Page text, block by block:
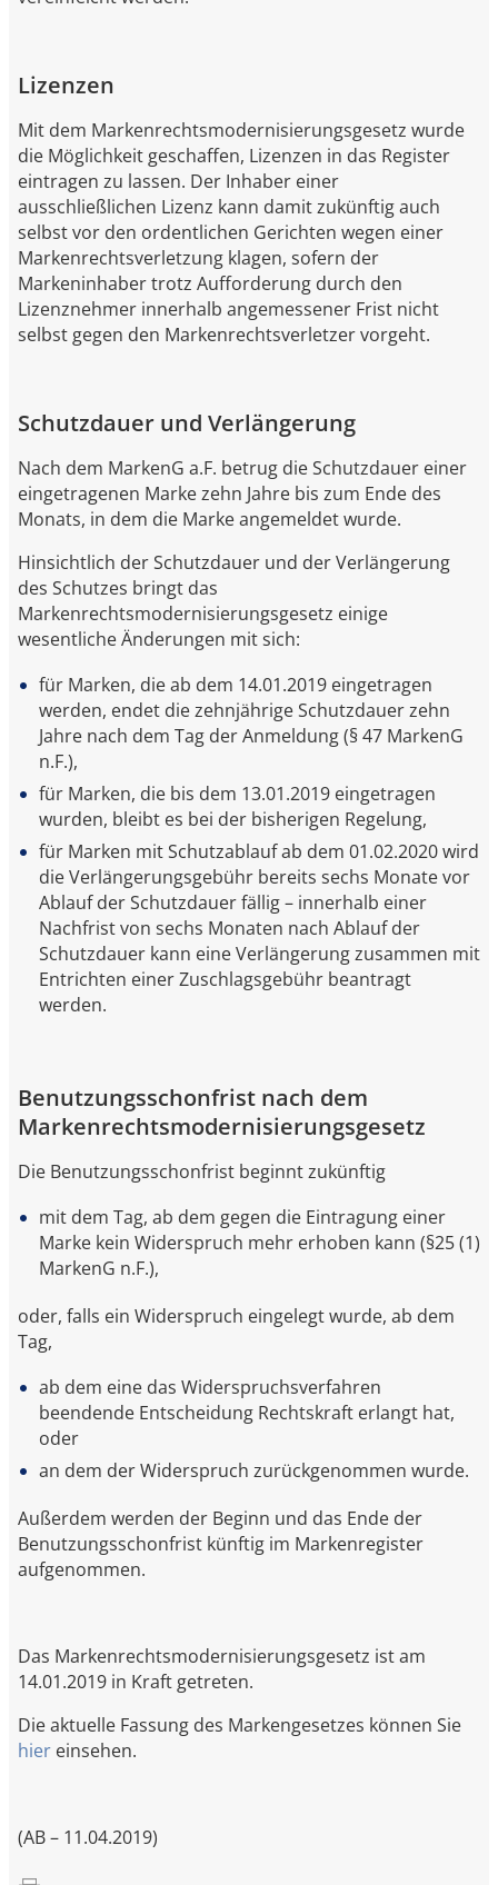
Lizenzen
Mit dem Markenrechtsmodernisierungsgesetz wurde
die Möglichkeit geschaffen, Lizenzen in das Register
eintragen zu lassen. Der Inhaber einer
ausschließlichen Lizenz kann damit zukünftig auch
selbst vor den ordentlichen Gerichten wegen einer
Markenrechtsverletzung klagen, sofern der
Markeninhaber trotz Aufforderung durch den
Lizenznehmer innerhalb angemessener Frist nicht
selbst gegen den Markenrechtsverletzer vorgeht.
Schutzdauer und Verlängerung
Nach dem MarkenG a.F. betrug die Schutzdauer einer
eingetragenen Marke zehn Jahre bis zum Ende des
Monats, in dem die Marke angemeldet wurde.
Hinsichtlich der Schutzdauer und der Verlängerung
des Schutzes bringt das
Markenrechtsmodernisierungsgesetz einige
wesentliche Änderungen mit sich:
für Marken, die ab dem 14.01.2019 eingetragen
werden, endet die zehnjährige Schutzdauer zehn
Jahre nach dem Tag der Anmeldung (§ 47 MarkenG
n.F.),
für Marken, die bis dem 13.01.2019 eingetragen
wurden, bleibt es bei der bisherigen Regelung,
für Marken mit Schutzablauf ab dem 01.02.2020 wird
die Verlängerungsgebühr bereits sechs Monate vor
Ablauf der Schutzdauer fällig – innerhalb einer
Nachfrist von sechs Monaten nach Ablauf der
Schutzdauer kann eine Verlängerung zusammen mit
Entrichten einer Zuschlagsgebühr beantragt
werden.
Benutzungsschonfrist nach dem
Markenrechtsmodernisierungsgesetz
Die Benutzungsschonfrist beginnt zukünftig
mit dem Tag, ab dem gegen die Eintragung einer
Marke kein Widerspruch mehr erhoben kann (§25 (1)
MarkenG n.F.),
oder, falls ein Widerspruch eingelegt wurde, ab dem
Tag,
ab dem eine das Widerspruchsverfahren
beendende Entscheidung Rechtskraft erlangt hat,
oder
an dem der Widerspruch zurückgenommen wurde.
Außerdem werden der Beginn und das Ende der
Benutzungsschonfrist künftig im Markenregister
aufgenommen.
Das Markenrechtsmodernisierungsgesetz ist am
14.01.2019 in Kraft getreten.
Die aktuelle Fassung des Markengesetzes können Sie
hier einsehen.
(AB – 11.04.2019)